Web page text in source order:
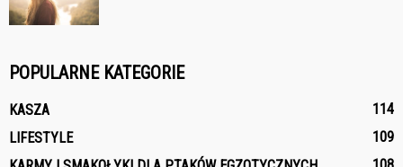
POPULARNE KATEGORIE
KASZA
114
LIFESTYLE
109